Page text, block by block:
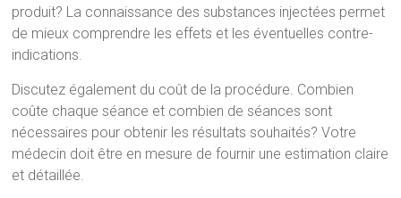
produit? La connaissance des substances injectées permet
de mieux comprendre les effets et les éventuelles contre-
indications.
Discutez également du coût de la procédure. Combien
coûte chaque séance et combien de séances sont
nécessaires pour obtenir les résultats souhaités? Votre
médecin doit être en mesure de fournir une estimation claire
et détaillée.